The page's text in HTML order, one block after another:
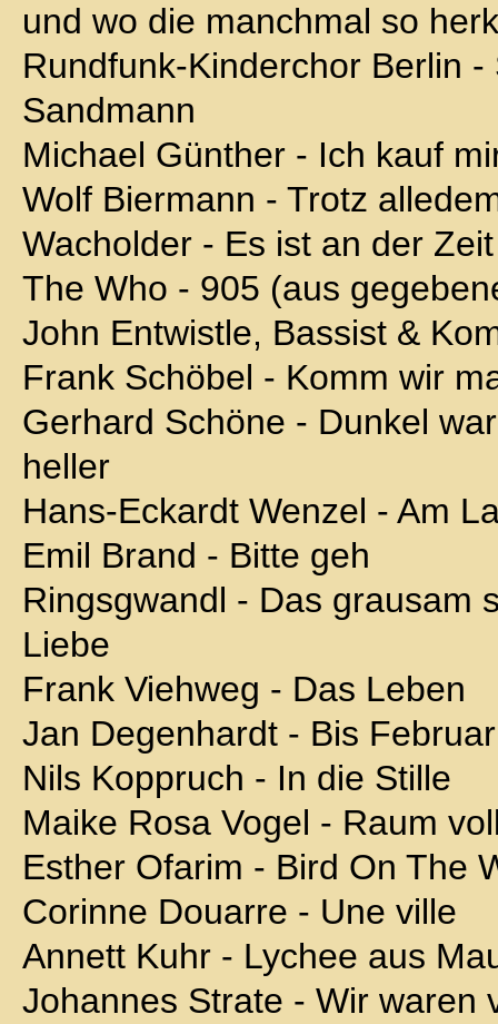
und wo die manchmal so
Rundfunk-Kinderchor Berlin
Sandmann
Michael Günther - Ich kauf
Wolf Biermann - Trotz
Wacholder - Es ist an der Zeit
The Who - 905 (aus
John Entwistle, Bassist &
Frank Schöbel - Komm wir
Gerhard Schöne - Dunkel
heller
Hans-Eckardt Wenzel - Am
Emil Brand - Bitte geh
Ringsgwandl - Das grausam
Liebe
Frank Viehweg - Das Leben
Jan Degenhardt - Bis Februar
Nils Koppruch - In die Stille
Maike Rosa Vogel - Raum
Esther Ofarim - Bird On The
Corinne Douarre - Une ville
Annett Kuhr - Lychee aus
Johannes Strate - Wir waren